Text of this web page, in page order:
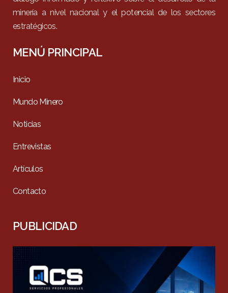
minería a nivel nacional y el potencial de los sectores
estratégicos.
MENÚ PRINCIPAL
Inicio
Mundo Minero
Noticias
Entrevistas
Artículos
Contacto
PUBLICIDAD